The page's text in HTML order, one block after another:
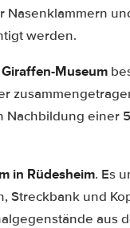
Nasenklammern
werden.
Giraffen-Museum
einer
in Rüdesheim. Es
Streckbank und
aus